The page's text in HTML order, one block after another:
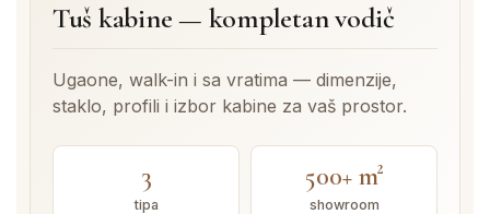
Tuš kabine — kompletan vodič
Ugaone, walk-in i sa vratima — dimenzije,
staklo, profili i izbor kabine za vaš prostor.
3
tipa
500+ m²
showroom